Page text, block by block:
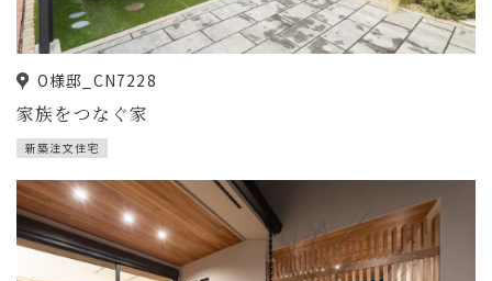
O様邸_CN7228
家族をつなぐ家
新築注文住宅